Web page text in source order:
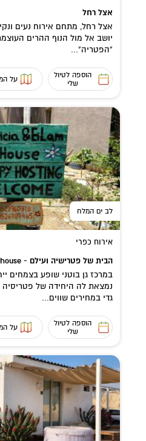
אצל רחל
אצל רחל, מתחם אירוח נעים
יושב אל מול הנוף ההרים
"הפטריה"...
הוספה לטיול
שלי
על
לב ים המלח
אירוח כפרי
הבית של פטרישיה ועילם - Patricia & Eilam house
במרכז גן בוטני שופע בצמחים
נמצאת לה היחידה של פטריסיה
גדי במחירים שווים...
הוספה לטיול
שלי
על